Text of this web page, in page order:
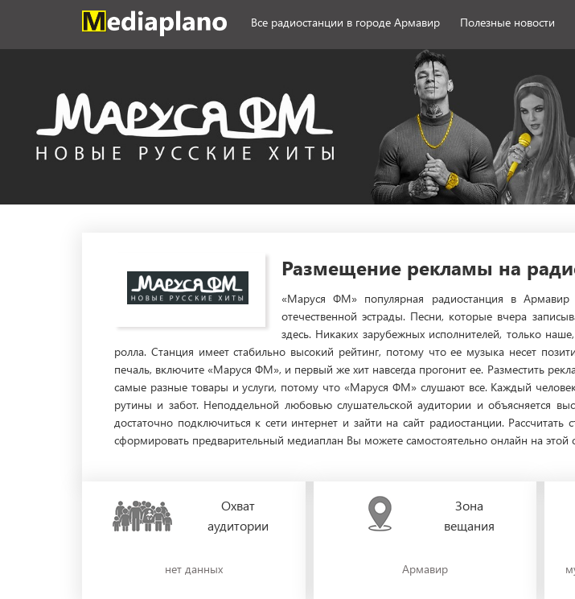
Все радиостанции в городе Армавир Полезные новости
Размещение рекламы на
«Маруся ФМ» популярная радиостанция в Армавир
отечественной эстрады. Песни, которые вчера
здесь. Никаких зарубежных исполнителей, только
ролла. Станция имеет стабильно высокий рейтинг, потому что ее музыка несет
печаль, включите «Маруся ФМ», и первый же хит навсегда прогонит ее. Разместить
самые разные товары и услуги, потому что «Маруся ФМ» слушают все. Каждый
рутины и забот. Неподдельной любовью слушательской аудитории и объясняется
достаточно подключиться к сети интернет и зайти на сайт радиостанции.
сформировать предварительный медиаплан Вы можете самостоятельно онлайн на этой
Охват
аудитории
нет данных
Зона
вещания
Армавир